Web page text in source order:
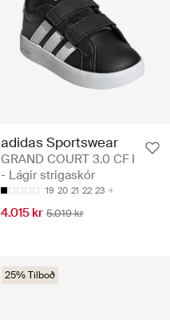
adidas Sportswear
GRAND COURT 3.0 CF I
- Lágir strigaskór
19 20 21 22 23
4.015 kr 5.019 kr
25% Tilboð